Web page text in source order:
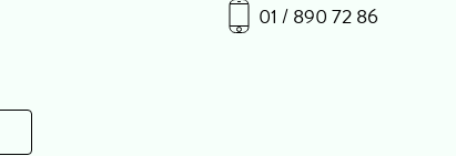
01 / 890 72 86